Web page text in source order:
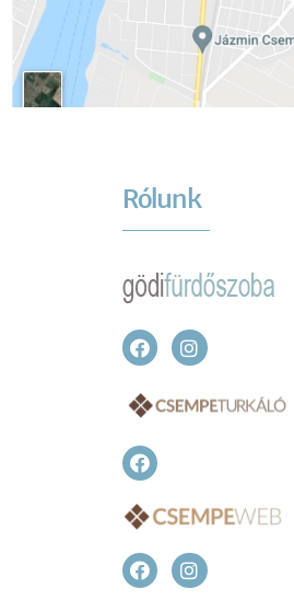
Rólunk